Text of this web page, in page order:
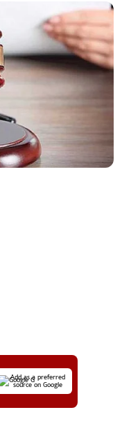
Add as a preferred
source on Google